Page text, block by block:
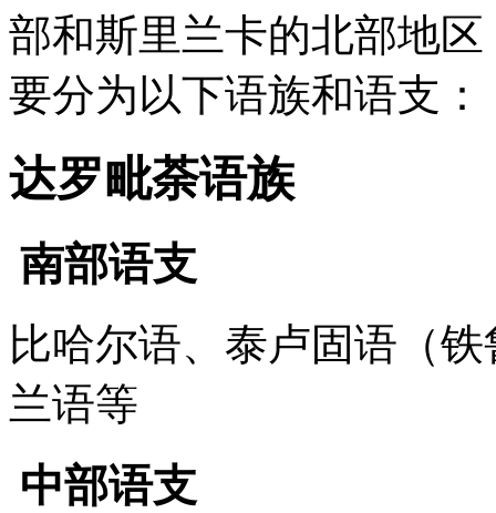
部和斯里兰卡的北部地
要分为以下语族和语支：
达罗毗荼语族
南部语支
比哈尔语、泰卢固语（
兰语等
中部语支